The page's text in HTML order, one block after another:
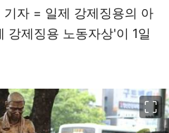
자 = 일제 강제징용의 아
강제징용 노동자상'이 1일